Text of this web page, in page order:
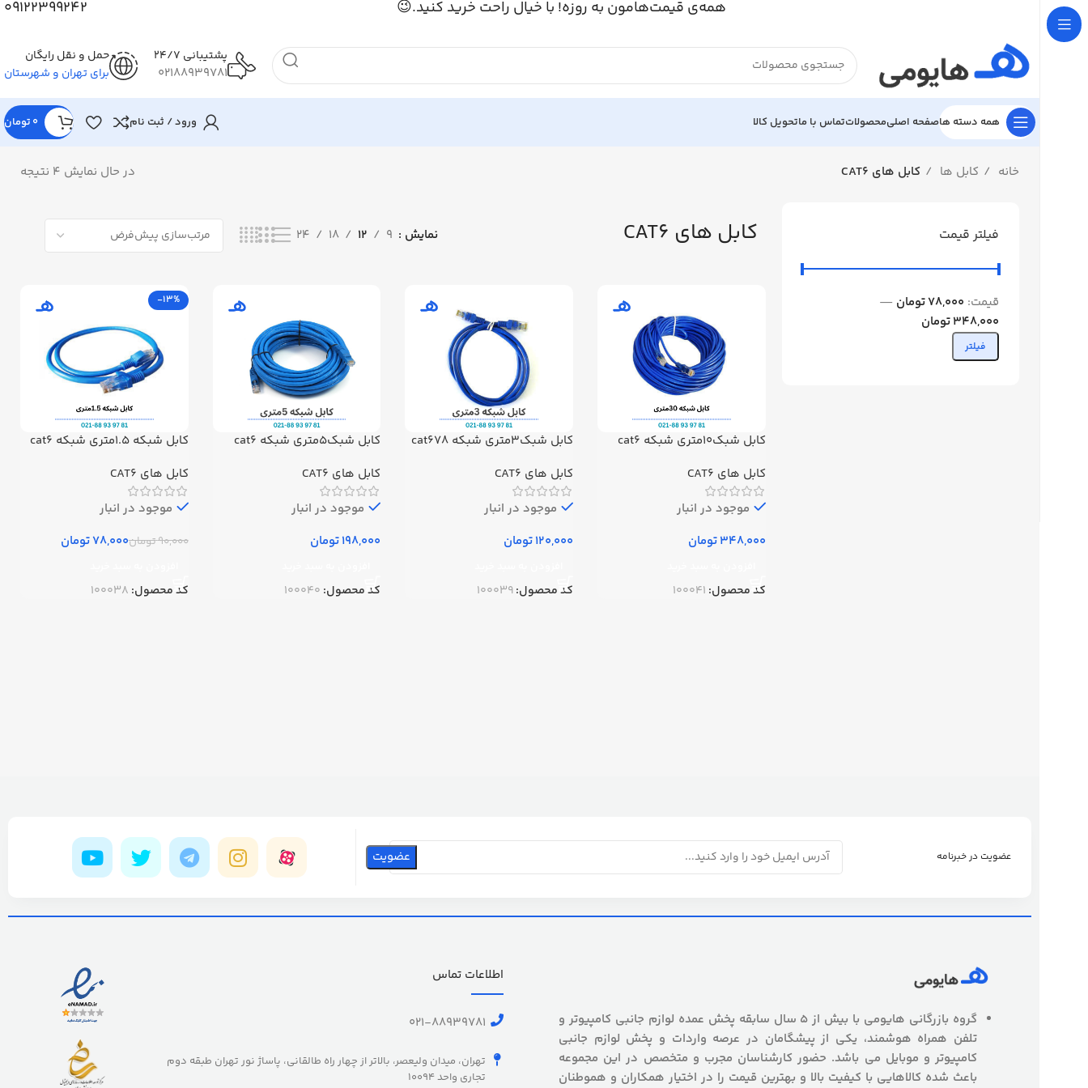
همه‌ی قیمت‌هامون به روزه! با خیال راحت خرید کنید.😉 09122399242
پشتیبانی 24/7
02188939781
حمل و نقل رایگان
برای تهران و شهرستان
همه دسته هاصفحه اصلیمحصولاتتماس با ماتحویل کالا ورود / ثبت نام 0 تومان
خانه کابل ها کابل های CAT6 در حال نمایش 4 نتیجه
فیلتر قیمت
فیلتر
قیمت: 78,000 تومان
—
348,000 تومان
کابل های CAT6 نمایش 9
12
18
24
کابل شبک10متری شبکه cat6
کابل های CAT6
موجود در انبار
تومان
کد محصول: 100041
کابل شبک3متری شبکه cat678
کابل های CAT6
موجود در انبار
تومان
کد محصول:100039
کابل شبک5متری شبکه cat6
کابل های CAT6
موجود در انبار
تومان
کد محصول: 100040
-13%
کابل شبکه 1.5متری شبکه cat6
کابل های CAT6
موجود در انبار
90,000تومان78,000تومان
کد محصول: 100038
عضویت در خبرنامه
گروه بازرگانی هایومی با بیش از 5 سال سابقه پخش عمده لوازم جانبی کامپیوتر و
تلفن همراه هوشمند، یکی از پیشگامان در عرصه واردات و پخش لوازم جانبی
کامپیوتر و موبایل می باشد. حضور کارشناسان مجرب و متخصص در این مجموعه
باعث شده کالاهایی با کیفیت بالا و بهترین قیمت را در اختیار همکاران و هموطنان
اطلاعات تماس
021-88939781
تهران، میدان ولیعصر، بالاتر از چهار راه طالقانی، پاساژ نور تهران طبقه دوم
تجاری واحد 10094